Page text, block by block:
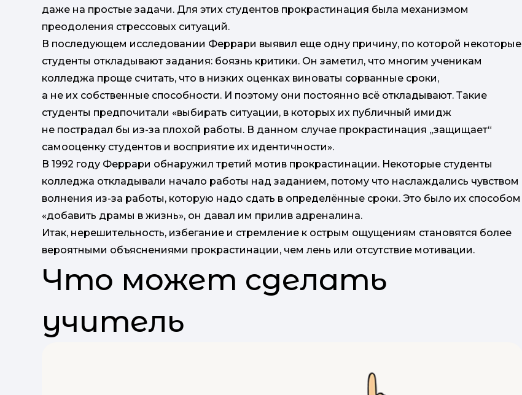
даже на простые задачи. Для этих студентов прокрастинация была механизмом
преодоления стрессовых ситуаций.
В последующем исследовании Феррари выявил еще одну причину, по которой некоторые
студенты откладывают задания: боязнь критики. Он заметил, что многим ученикам
колледжа проще считать, что в низких оценках виноваты сорванные сроки,
а не их собственные способности. И поэтому они постоянно всё откладывают. Такие
студенты предпочитали «выбирать ситуации, в которых их публичный имидж
не пострадал бы из-за плохой работы. В данном случае прокрастинация „защищает“
самооценку студентов и восприятие их идентичности».
В 1992 году Феррари обнаружил третий мотив прокрастинации. Некоторые студенты
колледжа откладывали начало работы над заданием, потому что наслаждались чувством
волнения из-за работы, которую надо сдать в определённые сроки. Это было их способом
«добавить драмы в жизнь», он давал им прилив адреналина.
Итак, нерешительность, избегание и стремление к острым ощущениям становятся более
вероятными объяснениями прокрастинации, чем лень или отсутствие мотивации.
Что может сделать
учитель